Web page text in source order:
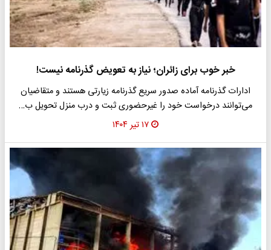
خبر خوب برای زائران؛ نیاز به تعویض گذرنامه نیست!
ادارات گذرنامه آماده صدور سریع گذرنامه زیارتی هستند و متقاضیان
می‌توانند درخواست خود را غیرحضوری ثبت و درب منزل تحویل ب…
۱۷ تیر ۱۴۰۴